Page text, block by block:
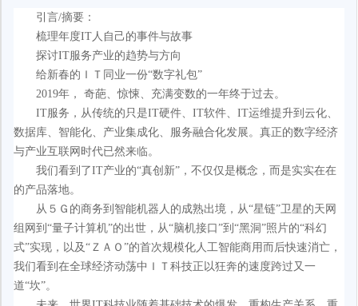
引言/摘要：
梳理年度IT人自己的事件与故事
探讨IT服务产业的趋势与方向
给新春的ＩＴ同业一份“数字礼包”
2019年， 奇葩、惊悚、充满变数的一年终于过去。
IT服务，从传统的只是IT硬件、IT软件、IT运维提升到云化、
数据库、智能化、产业集成化、服务融合化发展。真正的数字经济
与产业互联网时代已然来临。
我们看到了IT产业的“真创新”，不仅仅是概念，而是实实在在
的产品落地。
从５Ｇ的商务到智能机器人的成熟出境，从“星链”卫星的天网
组网到“量子计算机”的出世，从“脑机接口”到“黑洞”照片的“科幻
式”实现，以及“ＺＡＯ”的首次规模化人工智能商用而后快速消亡，
我们看到在全球经济动荡中ＩＴ科技正以狂奔的速度跨过又一
道“坎”。